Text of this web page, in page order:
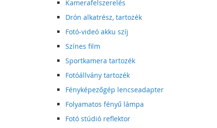
Kamerafelszerelés
Drón alkatrész, tartozék
Fotó-videó akku szíj
Színes film
Sportkamera tartozék
Fotóállvány tartozék
Fényképezőgép lencseadapter
Folyamatos fényű lámpa
Fotó stúdió reflektor